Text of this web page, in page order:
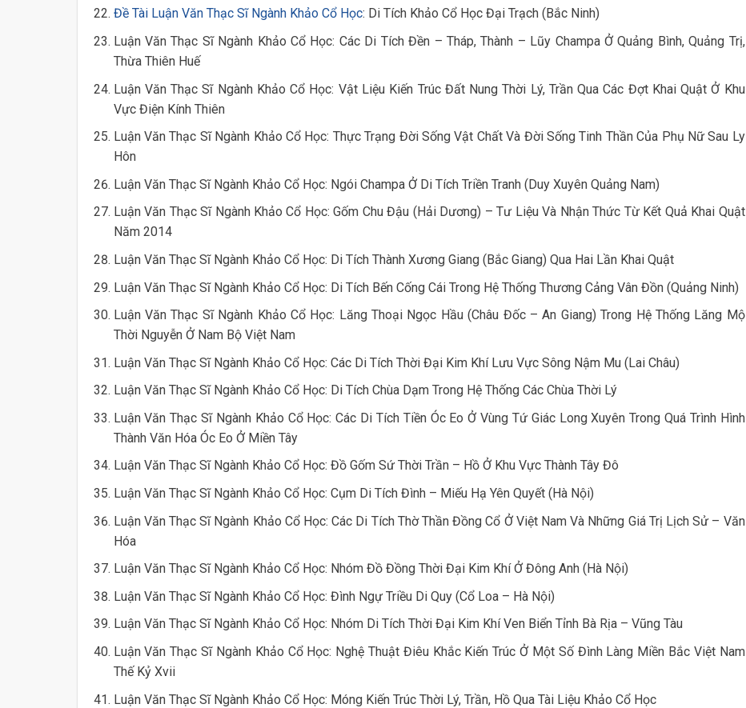
Đề Tài Luận Văn Thạc Sĩ Ngành Khảo Cổ Học: Di Tích Khảo Cổ Học Đại Trạch (Bắc Ninh)
Luận Văn Thạc Sĩ Ngành Khảo Cổ Học: Các Di Tích Đền – Tháp, Thành – Lũy Champa Ở Quảng Bình, Quảng Trị,
Thừa Thiên Huế
Luận Văn Thạc Sĩ Ngành Khảo Cổ Học: Vật Liệu Kiến Trúc Đất Nung Thời Lý, Trần Qua Các Đợt Khai Quật Ở Khu
Vực Điện Kính Thiên
Luận Văn Thạc Sĩ Ngành Khảo Cổ Học: Thực Trạng Đời Sống Vật Chất Và Đời Sống Tinh Thần Của Phụ Nữ Sau Ly
Hôn
Luận Văn Thạc Sĩ Ngành Khảo Cổ Học: Ngói Champa Ở Di Tích Triền Tranh (Duy Xuyên Quảng Nam)
Luận Văn Thạc Sĩ Ngành Khảo Cổ Học: Gốm Chu Đậu (Hải Dương) – Tư Liệu Và Nhận Thức Từ Kết Quả Khai Quật
Năm 2014
Luận Văn Thạc Sĩ Ngành Khảo Cổ Học: Di Tích Thành Xương Giang (Bắc Giang) Qua Hai Lần Khai Quật
Luận Văn Thạc Sĩ Ngành Khảo Cổ Học: Di Tích Bến Cống Cái Trong Hệ Thống Thương Cảng Vân Đồn (Quảng Ninh)
Luận Văn Thạc Sĩ Ngành Khảo Cổ Học: Lăng Thoại Ngọc Hầu (Châu Đốc – An Giang) Trong Hệ Thống Lăng Mộ
Thời Nguyễn Ở Nam Bộ Việt Nam
Luận Văn Thạc Sĩ Ngành Khảo Cổ Học: Các Di Tích Thời Đại Kim Khí Lưu Vực Sông Nậm Mu (Lai Châu)
Luận Văn Thạc Sĩ Ngành Khảo Cổ Học: Di Tích Chùa Dạm Trong Hệ Thống Các Chùa Thời Lý
Luận Văn Thạc Sĩ Ngành Khảo Cổ Học: Các Di Tích Tiền Óc Eo Ở Vùng Tứ Giác Long Xuyên Trong Quá Trình Hình
Thành Văn Hóa Óc Eo Ở Miền Tây
Luận Văn Thạc Sĩ Ngành Khảo Cổ Học: Đồ Gốm Sứ Thời Trần – Hồ Ở Khu Vực Thành Tây Đô
Luận Văn Thạc Sĩ Ngành Khảo Cổ Học: Cụm Di Tích Đình – Miếu Hạ Yên Quyết (Hà Nội)
Luận Văn Thạc Sĩ Ngành Khảo Cổ Học: Các Di Tích Thờ Thần Đồng Cổ Ở Việt Nam Và Những Giá Trị Lịch Sử – Văn
Hóa
Luận Văn Thạc Sĩ Ngành Khảo Cổ Học: Nhóm Đồ Đồng Thời Đại Kim Khí Ở Đông Anh (Hà Nội)
Luận Văn Thạc Sĩ Ngành Khảo Cổ Học: Đình Ngự Triều Di Quy (Cổ Loa – Hà Nội)
Luận Văn Thạc Sĩ Ngành Khảo Cổ Học: Nhóm Di Tích Thời Đại Kim Khí Ven Biển Tỉnh Bà Rịa – Vũng Tàu
Luận Văn Thạc Sĩ Ngành Khảo Cổ Học: Nghệ Thuật Điêu Khắc Kiến Trúc Ở Một Số Đình Làng Miền Bắc Việt Nam
Thế Kỷ Xvii
Luận Văn Thạc Sĩ Ngành Khảo Cổ Học: Móng Kiến Trúc Thời Lý, Trần, Hồ Qua Tài Liệu Khảo Cổ Học